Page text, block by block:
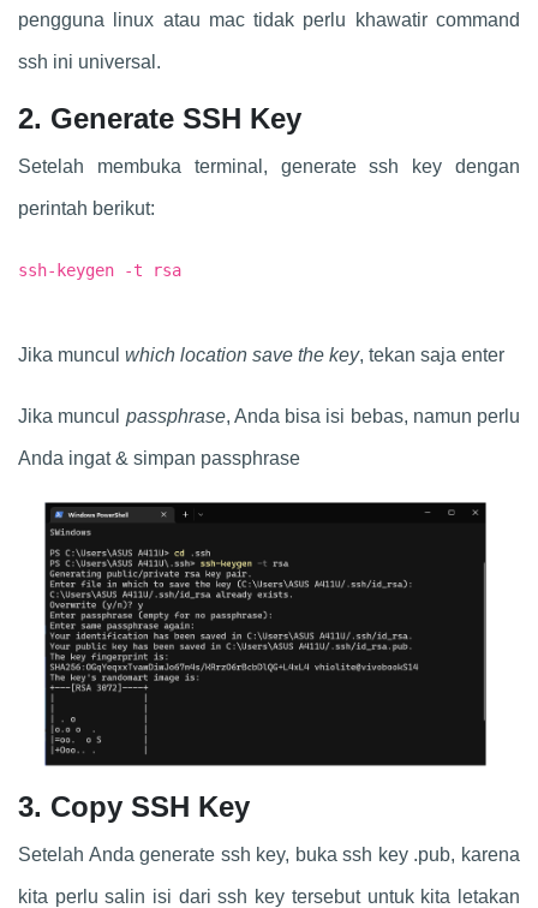
pengguna linux atau mac tidak perlu khawatir command
ssh ini universal.
2. Generate SSH Key
Setelah membuka terminal, generate ssh key dengan
perintah berikut:
ssh-keygen -t rsa
Jika muncul which location save the key, tekan saja enter
Jika muncul passphrase, Anda bisa isi bebas, namun perlu
Anda ingat & simpan passphrase
3. Copy SSH Key
Setelah Anda generate ssh key, buka ssh key .pub, karena
kita perlu salin isi dari ssh key tersebut untuk kita letakan